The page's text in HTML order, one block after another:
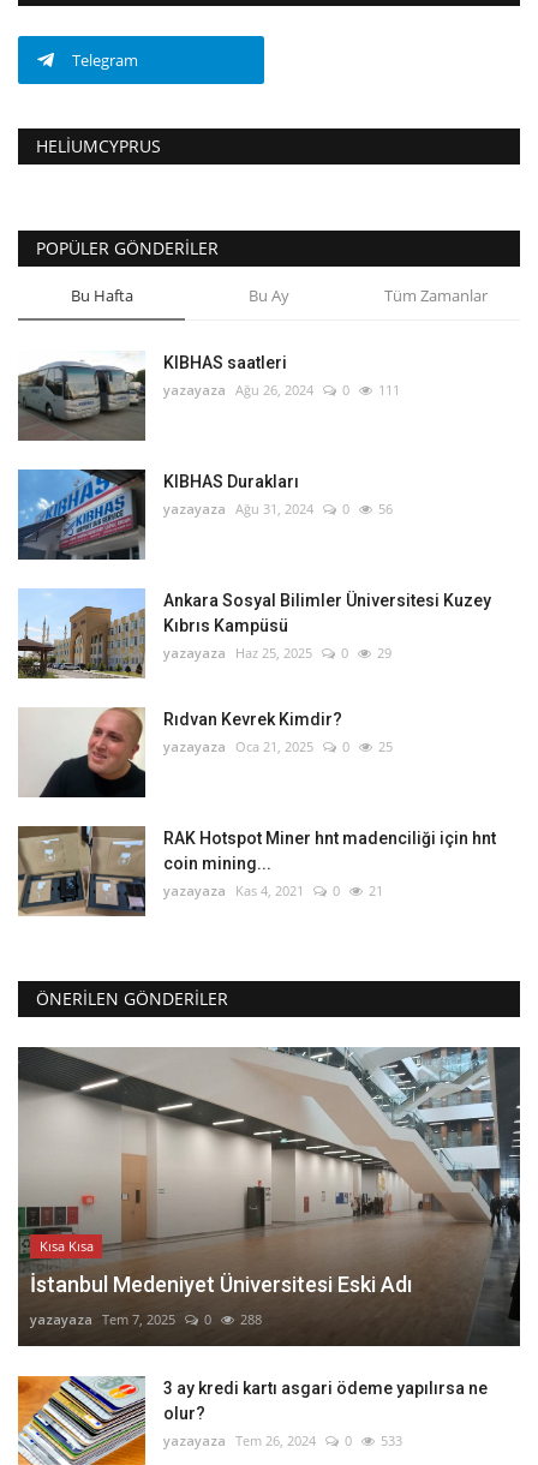
Telegram
HELIUMCYPRUS
POPÜLER GÖNDERILER
Bu Hafta Bu Ay Tüm Zamanlar
KIBHAS saatleri
yazayaza Ağu 26, 2024 0 111
KIBHAS Durakları
yazayaza Ağu 31, 2024 0 56
Ankara Sosyal Bilimler Üniversitesi Kuzey
Kıbrıs Kampüsü
yazayaza Haz 25, 2025 0 29
Rıdvan Kevrek Kimdir?
yazayaza Oca 21, 2025 0 25
RAK Hotspot Miner hnt madenciliği için hnt
coin mining...
yazayaza Kas 4, 2021 0 21
ÖNERILEN GÖNDERILER
Kısa Kısa
İstanbul Medeniyet Üniversitesi Eski Adı
yazayaza Tem 7, 2025 0 288
3 ay kredi kartı asgari ödeme yapılırsa ne
olur?
yazayaza Tem 26, 2024 0 533